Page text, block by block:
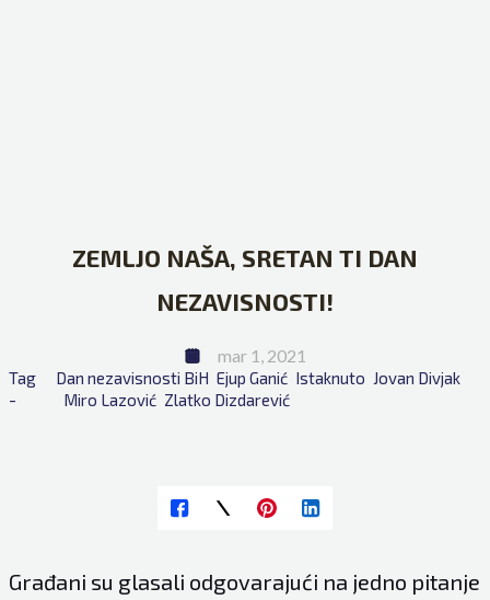
ZEMLJO NAŠA, SRETAN TI DAN
NEZAVISNOSTI!
mar 1, 2021
Tag
-
Dan nezavisnosti BiH Ejup Ganić Istaknuto Jovan Divjak
Miro Lazović Zlatko Dizdarević
Građani su glasali odgovarajući na jedno pitanje